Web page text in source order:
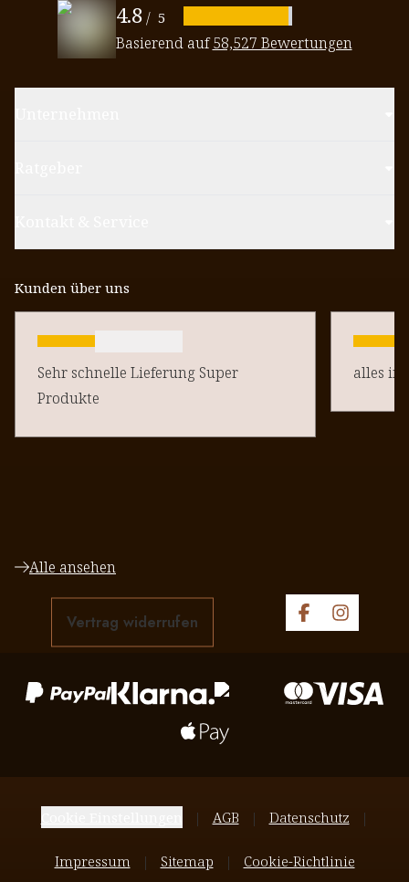
4.8 / 5
Basierend auf58,527 Bewertungen
Kunden über uns
Sehr schnelle Lieferung Super
Produkte
alles in
Alle ansehen
Vertrag widerrufen
AGB Datenschutz
Impressum Sitemap Cookie-Richtlinie